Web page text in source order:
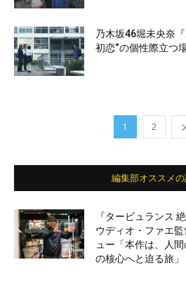
乃木坂46堀未央奈
初恋“の個性際立つ
1 2
編集部オススメ
『タービュランス
ウディオ・ファエ
ュー「本作は、人
の核心へと迫る旅」